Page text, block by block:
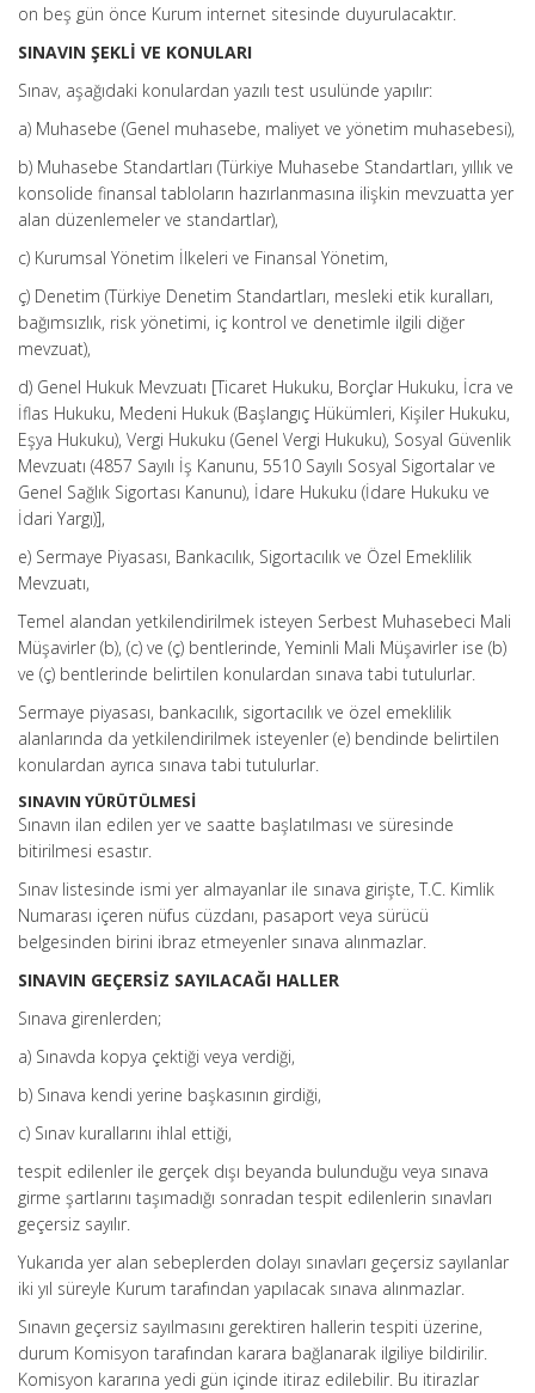
on beş gün önce Kurum internet sitesinde duyurulacaktır.
SINAVIN ŞEKLİ VE KONULARI
Sınav, aşağıdaki konulardan yazılı test usulünde yapılır:
a) Muhasebe (Genel muhasebe, maliyet ve yönetim muhasebesi),
b) Muhasebe Standartları (Türkiye Muhasebe Standartları, yıllık ve
konsolide finansal tabloların hazırlanmasına ilişkin mevzuatta yer
alan düzenlemeler ve standartlar),
c) Kurumsal Yönetim İlkeleri ve Finansal Yönetim,
ç) Denetim (Türkiye Denetim Standartları, mesleki etik kuralları,
bağımsızlık, risk yönetimi, iç kontrol ve denetimle ilgili diğer
mevzuat),
d) Genel Hukuk Mevzuatı [Ticaret Hukuku, Borçlar Hukuku, İcra ve
İflas Hukuku, Medeni Hukuk (Başlangıç Hükümleri, Kişiler Hukuku,
Eşya Hukuku), Vergi Hukuku (Genel Vergi Hukuku), Sosyal Güvenlik
Mevzuatı (4857 Sayılı İş Kanunu, 5510 Sayılı Sosyal Sigortalar ve
Genel Sağlık Sigortası Kanunu), İdare Hukuku (İdare Hukuku ve
İdari Yargı)],
e) Sermaye Piyasası, Bankacılık, Sigortacılık ve Özel Emeklilik
Mevzuatı,
Temel alandan yetkilendirilmek isteyen Serbest Muhasebeci Mali
Müşavirler (b), (c) ve (ç) bentlerinde, Yeminli Mali Müşavirler ise (b)
ve (ç) bentlerinde belirtilen konulardan sınava tabi tutulurlar.
Sermaye piyasası, bankacılık, sigortacılık ve özel emeklilik
alanlarında da yetkilendirilmek isteyenler (e) bendinde belirtilen
konulardan ayrıca sınava tabi tutulurlar.
SINAVIN YÜRÜTÜLMESİ
Sınavın ilan edilen yer ve saatte başlatılması ve süresinde
bitirilmesi esastır.
Sınav listesinde ismi yer almayanlar ile sınava girişte, T.C. Kimlik
Numarası içeren nüfus cüzdanı, pasaport veya sürücü
belgesinden birini ibraz etmeyenler sınava alınmazlar.
SINAVIN GEÇERSİZ SAYILACAĞI HALLER
Sınava girenlerden;
a) Sınavda kopya çektiği veya verdiği,
b) Sınava kendi yerine başkasının girdiği,
c) Sınav kurallarını ihlal ettiği,
tespit edilenler ile gerçek dışı beyanda bulunduğu veya sınava
girme şartlarını taşımadığı sonradan tespit edilenlerin sınavları
geçersiz sayılır.
Yukarıda yer alan sebeplerden dolayı sınavları geçersiz sayılanlar
iki yıl süreyle Kurum tarafından yapılacak sınava alınmazlar.
Sınavın geçersiz sayılmasını gerektiren hallerin tespiti üzerine,
durum Komisyon tarafından karara bağlanarak ilgiliye bildirilir.
Komisyon kararına yedi gün içinde itiraz edilebilir. Bu itirazlar